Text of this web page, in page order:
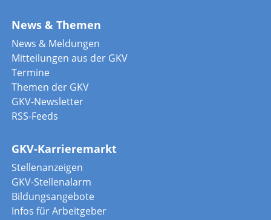
News & Themen
News & Meldungen
Mitteilungen aus der GKV
Termine
Themen der GKV
GKV-Newsletter
RSS-Feeds
GKV-Karrieremarkt
Stellenanzeigen
GKV-Stellenalarm
Bildungsangebote
Infos für Arbeitgeber